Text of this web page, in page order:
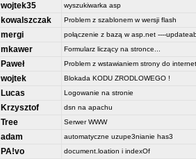
wojtek35 wyszukiwarka asp
kowalszczak Problem z szablonem w wersji flash
mergi połączenie z bazą w asp.net ----
mkawer Formularz liczący na stronce...
Paweł Problem z wstawianiem strony do
wojtek Blokada KODU ZRODLOWEGO !
Lucas Logowanie na stronie
Krzysztof dsn na apachu
Tree Serwer WWW
adam automatyczne uzupe3nianie has3
PA!vo document.loation i indexOf